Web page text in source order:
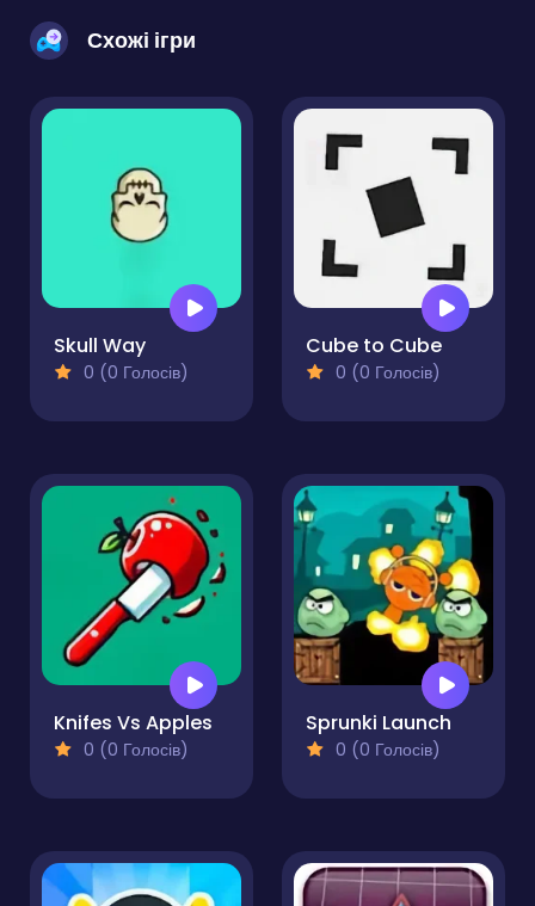
Схожі ігри
Skull Way
0 (0 Голосів)
Cube to Cube
0 (0 Голосів)
Knifes Vs Apples
0 (0 Голосів)
Sprunki Launch
0 (0 Голосів)